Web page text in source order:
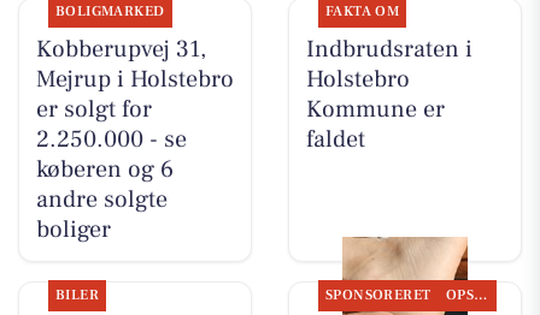
BOLIGMARKED
Kobberupvej 31,
Mejrup i Holstebro
er solgt for
2.250.000 - se
køberen og 6
andre solgte
boliger
FAKTA OM
Indbrudsraten i
Holstebro
Kommune er
faldet
BILER SPONSORERET OPSLAGSTAVLEN